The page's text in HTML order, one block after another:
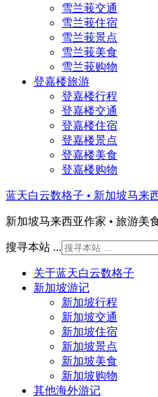
雪兰莪交通
雪兰莪住宿
雪兰莪景点
雪兰莪美食
雪兰莪购物
登嘉楼旅游
登嘉楼行程
登嘉楼交通
登嘉楼住宿
登嘉楼景点
登嘉楼美食
登嘉楼购物
蓝天白云数格子 • 新加坡马来
新加坡马来西亚作家 • 旅游美
搜寻本站 ...
关于蓝天白云数格子
新加坡游记
新加坡行程
新加坡交通
新加坡住宿
新加坡景点
新加坡美食
新加坡购物
其他海外游记